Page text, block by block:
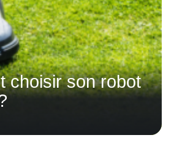
choisir son robot